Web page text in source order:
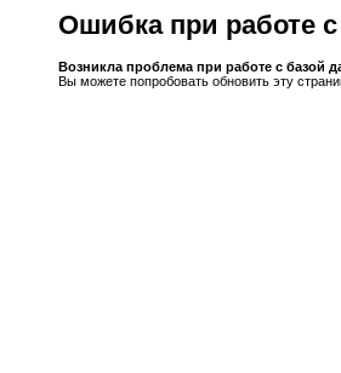
Ошибка при работе
Возникла проблема при работе с базой
Вы можете попробовать обновить эту